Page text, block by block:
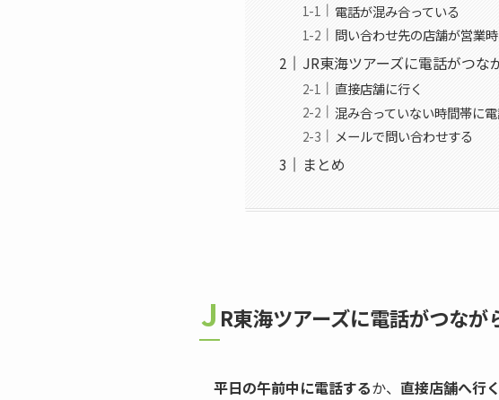
電話が混み合っている
問い合わせ先の店舗が営業
JR東海ツアーズに電話がつな
直接店舗に行く
混み合っていない時間帯に
メールで問い合わせする
まとめ
J R東海ツアーズに電話がつなが
平日の午前中に電話するか、 直接店舗へ行く